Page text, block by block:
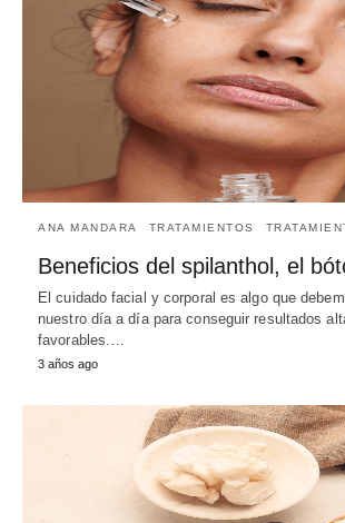
ANA MANDARA TRATAMIENTOS
Beneficios del spilanthol, el
El cuidado facial y corporal es algo que
nuestro día a día para conseguir resultados
favorables.…
3 años ago